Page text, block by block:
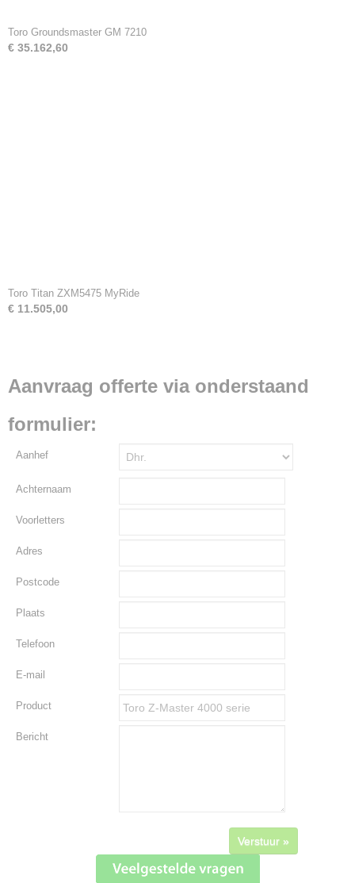
Toro Groundsmaster GM 7210
€ 35.162,60
Toro Titan ZXM5475 MyRide
€ 11.505,00
Aanvraag offerte via onderstaand
formulier:
Aanhef
Achternaam
Voorletters
Adres
Postcode
Plaats
Telefoon
E-mail
Product
Bericht
Verstuur »